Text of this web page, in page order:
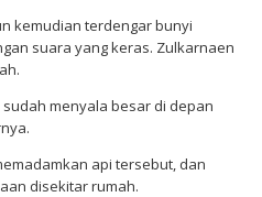
kemudian terdengar bunyi
suara yang keras. Zulkarnaen
menyala besar di depan
api tersebut, dan
disekitar rumah.